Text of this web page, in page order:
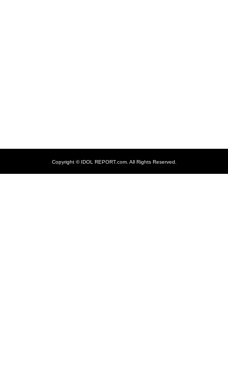
Copyright ©IDOL REPORT.com. All Rights Reserved.